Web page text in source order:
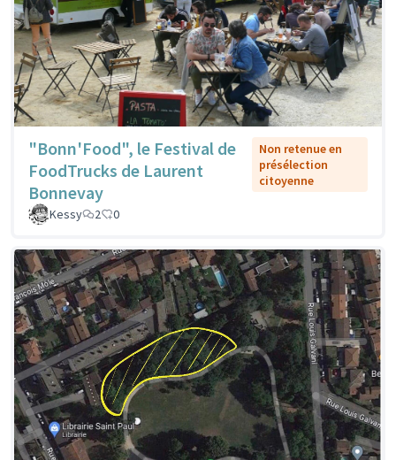
"Bonn'Food", le Festival de
FoodTrucks de Laurent
Bonnevay
Non retenue en
présélection
citoyenne
Kessy 2 0